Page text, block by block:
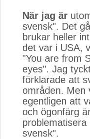
När jag är
svensk". Det
brukar heller
det var i USA,
"You are from
eyes". Jag
förklarade att
områden. Men
egentligen att
och ögonfärg
svensk".